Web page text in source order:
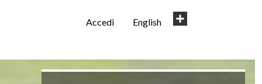
User
menu
Accedi English